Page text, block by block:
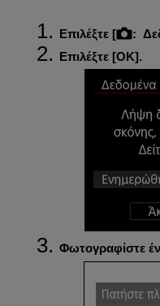
Επιλέξτε [ :
Επιλέξτε [ΟΚ].
Φωτογραφίστε